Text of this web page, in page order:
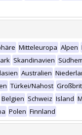
Mitteleuropa Alpen
Skandinavien
Australien
Türkei/Nahost
Belgien Schweiz Island
Polen Finnland